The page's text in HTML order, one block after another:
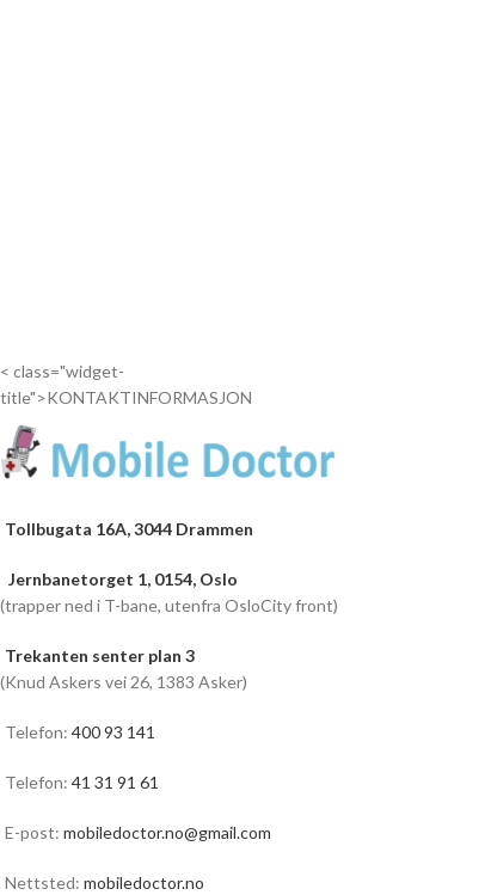
< class="widget-
title">KONTAKTINFORMASJON
Tollbugata 16A, 3044 Drammen
Jernbanetorget 1, 0154, Oslo
(trapper ned i T-bane, utenfra OsloCity front)
Trekanten senter plan 3
(Knud Askers vei 26, 1383 Asker)
Telefon: 400 93 141
Telefon: 41 31 91 61
E-post: mobiledoctor.no@gmail.com
Nettsted: mobiledoctor.no